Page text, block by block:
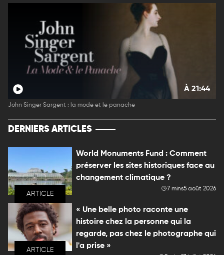
À 21:44
John Singer Sargent : la mode et le panache
DERNIERS ARTICLES
ARTICLE
World Monuments Fund : Comment
préserver les sites historiques face au
changement climatique ?
7 mins5 août 2026
ARTICLE
« Une belle photo raconte une
histoire chez la personne qui la
regarde, pas chez le photographe qui
l'a prise »